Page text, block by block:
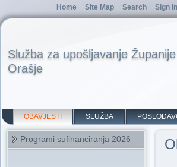
Služba za upošljavanje
Orašje
OBAVJESTI SLUŽBA
Programi sufinanciranja 2026
Home Site Map Search Sign In